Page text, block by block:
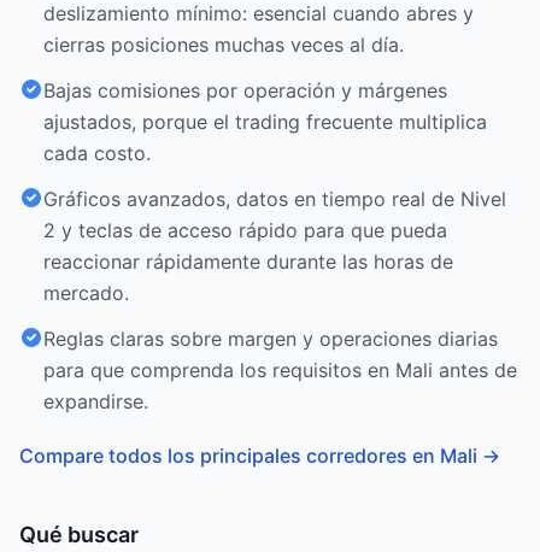
deslizamiento mínimo: esencial cuando abres y
cierras posiciones muchas veces al día.
Bajas comisiones por operación y márgenes
ajustados, porque el trading frecuente multiplica
cada costo.
Gráficos avanzados, datos en tiempo real de Nivel
2 y teclas de acceso rápido para que pueda
reaccionar rápidamente durante las horas de
mercado.
Reglas claras sobre margen y operaciones diarias
para que comprenda los requisitos en Mali antes de
expandirse.
Compare todos los principales corredores en Mali →
Qué buscar